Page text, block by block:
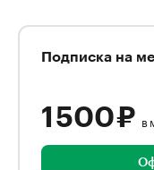
Подписка на
1 500 ₽ в